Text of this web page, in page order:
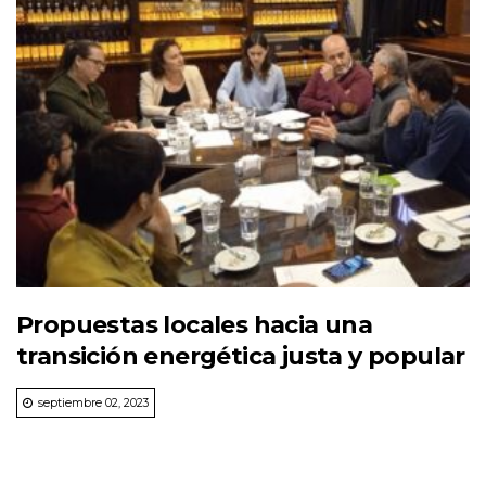
Propuestas locales hacia una
transición energética justa y popular
septiembre 02, 2023